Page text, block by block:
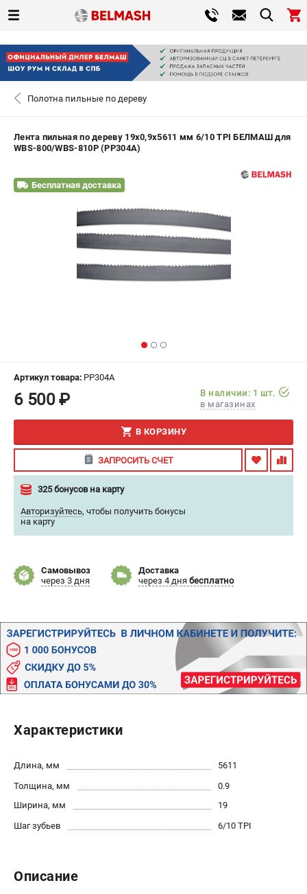
СЕРВИС
ВХОД ИЛИ РЕГИСТРАЦИЯ
ЗАКАЗАТЬ ЗАПЧАСТЬ
САНКТ-ПЕТЕРБУРГ
0
Сервисный центр
Правила обмена и возврата
ИНФОРМАЦИЯ
Способы оплаты
Политика обработки персональных данных
Новости
Бонусная программа
Как нас найти
Пользовательское соглашение
СТАНОЧНОЕ ОБОРУДОВАНИЕ
Ленточнопильные станки
Рейсмусы
Сверлильные станки
Стружкоотсосы
Шлифовальные станки
Полотна пильные по дереву
Лента пильная по дереву 19х0,9х5611 мм 6/10 TPI БЕЛМАШ для
WBS-800/WBS-810P (PP304A)
Бесплатная доставка
Артикул товара: PP304A
6 500 ₽
В наличии: 1 шт.
в магазинах
В КОРЗИНУ
ЗАПРОСИТЬ СЧЕТ
325 бонусов на карту
Авторизуйтесь, чтобы получить бонусы
на карту
Самовывоз
через 3 дня
Доставка
через 4 дня бесплатно
Характеристики
Длина, мм
5611
Толщина, мм
0.9
Ширина, мм
19
Шаг зубьев
6/10 TPI
Описание